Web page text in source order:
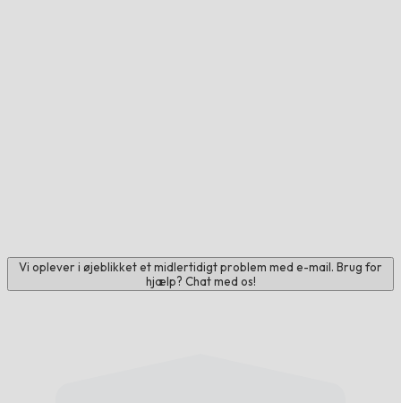
Vi oplever i øjeblikket et midlertidigt problem med e-mail. Brug for
hjælp? Chat med os!